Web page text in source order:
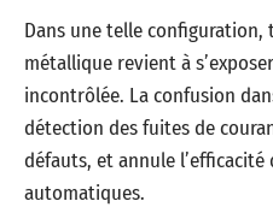
Dans une telle configuration,
métallique revient à
incontrôlée. La confusion
détection des fuites de
défauts, et annule
automatiques.